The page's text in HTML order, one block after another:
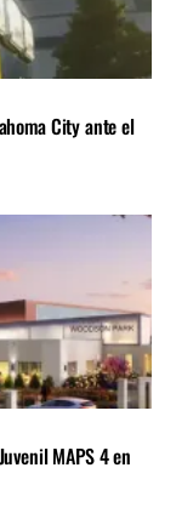
City ante el
MAPS 4 en